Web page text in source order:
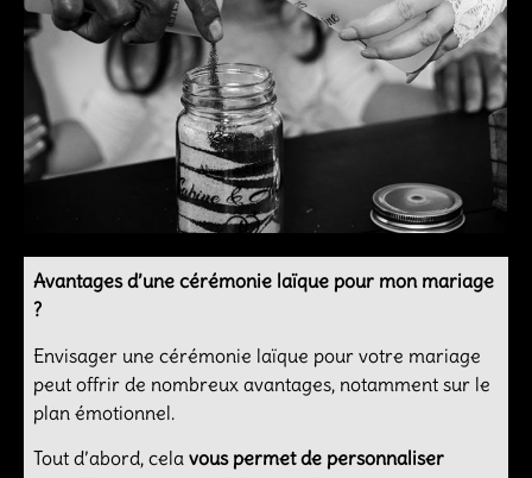
Avantages d’une cérémonie laïque pour mon mariage
?
Envisager une cérémonie laïque pour votre mariage
peut offrir de nombreux avantages, notamment sur le
plan émotionnel.
Tout d’abord, celavous permet de personnaliser